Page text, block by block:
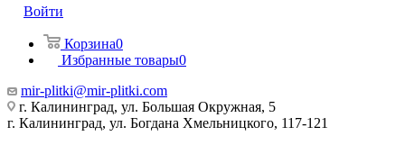
Войти
Корзина0
Избранные товары0
mir-plitki@mir-plitki.com
г. Калининград, ул. Большая Окружная, 5
г. Калининград, ул. Богдана Хмельницкого, 117-121